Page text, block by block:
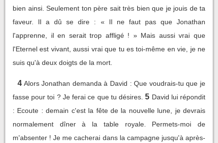
bien ainsi. Seulement ton père sait très bien que je jouis de ta
faveur. Il a dû se dire : « Il ne faut pas que Jonathan
l'apprenne, il en serait trop affligé ! » Mais aussi vrai que
l'Eternel est vivant, aussi vrai que tu es toi-même en vie, je ne
suis qu'à deux doigts de la mort.
4 Alors Jonathan demanda à David : Que voudrais-tu que je
fasse pour toi ? Je ferai ce que tu désires. 5 David lui répondit
: Ecoute : demain c'est la fête de la nouvelle lune, je devrais
normalement dîner à la table royale. Permets-moi de
m'absenter ! Je me cacherai dans la campagne jusqu'à après-